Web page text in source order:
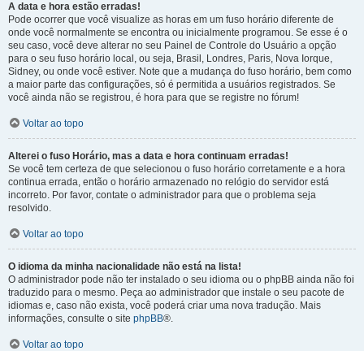
A data e hora estão erradas!
Pode ocorrer que você visualize as horas em um fuso horário diferente de
onde você normalmente se encontra ou inicialmente programou. Se esse é o
seu caso, você deve alterar no seu Painel de Controle do Usuário a opção
para o seu fuso horário local, ou seja, Brasil, Londres, Paris, Nova Iorque,
Sidney, ou onde você estiver. Note que a mudança do fuso horário, bem como
a maior parte das configurações, só é permitida a usuários registrados. Se
você ainda não se registrou, é hora para que se registre no fórum!
Voltar ao topo
Alterei o fuso Horário, mas a data e hora continuam erradas!
Se você tem certeza de que selecionou o fuso horário corretamente e a hora
continua errada, então o horário armazenado no relógio do servidor está
incorreto. Por favor, contate o administrador para que o problema seja
resolvido.
Voltar ao topo
O idioma da minha nacionalidade não está na lista!
O administrador pode não ter instalado o seu idioma ou o phpBB ainda não foi
traduzido para o mesmo. Peça ao administrador que instale o seu pacote de
idiomas e, caso não exista, você poderá criar uma nova tradução. Mais
informações, consulte o site phpBB®.
Voltar ao topo